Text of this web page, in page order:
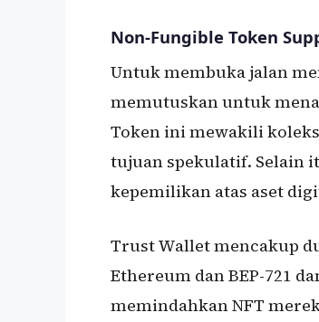
Non-Fungible Token
Untuk membuka jalan
memutuskan untuk
Token ini mewakili
tujuan spekulatif. Selain
kepemilikan atas aset
Trust Wallet mencakup
Ethereum dan BEP-721
memindahkan NFT